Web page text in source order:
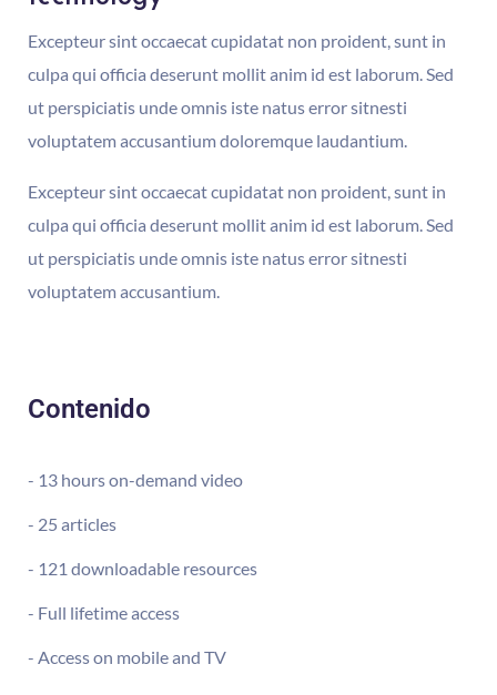
Excepteur sint occaecat cupidatat non proident, sunt in
culpa qui officia deserunt mollit anim id est laborum. Sed
ut perspiciatis unde omnis iste natus error sitnesti
voluptatem accusantium doloremque laudantium.
Excepteur sint occaecat cupidatat non proident, sunt in
culpa qui officia deserunt mollit anim id est laborum. Sed
ut perspiciatis unde omnis iste natus error sitnesti
voluptatem accusantium.
Contenido
- 13 hours on-demand video
- 25 articles
- 121 downloadable resources
- Full lifetime access
- Access on mobile and TV